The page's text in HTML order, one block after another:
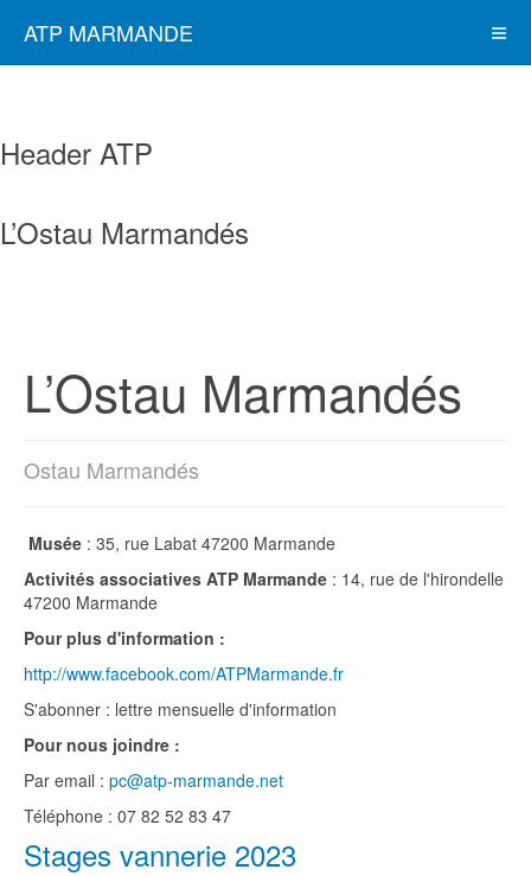
ATP MARMANDE
Header ATP
L’Ostau Marmandés
L’Ostau Marmandés
Ostau Marmandés
Musée : 35, rue Labat 47200 Marmande
Activités associatives ATP Marmande : 14, rue de l'hirondelle
47200 Marmande
Pour plus d'information :
http://www.facebook.com/ATPMarmande.fr
S'abonner : lettre mensuelle d'information
Pour nous joindre :
Par email : pc@atp-marmande.net
Téléphone : 07 82 52 83 47
Stages vannerie 2023